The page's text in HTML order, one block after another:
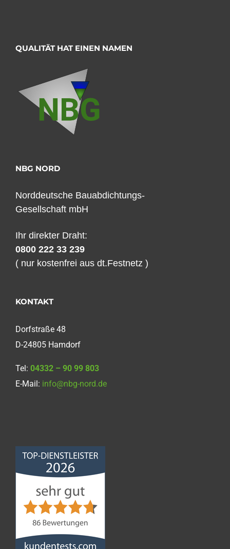
QUALITÄT HAT EINEN NAMEN
NBG NORD
Norddeutsche Bauabdichtungs-
Gesellschaft mbH
Ihr direkter Draht:
0800 222 33 239
( nur kostenfrei aus dt.Festnetz )
KONTAKT
Dorfstraße 48
D-24805 Hamdorf
Tel: 04332 – 90 99 803
E-Mail: info@nbg-nord.de
Norddeutsche
Bauabdichtungsgesellschaft
mbH
von 5
86Bewertungen